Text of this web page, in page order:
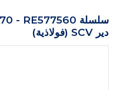
دير SCV (فولاذية)